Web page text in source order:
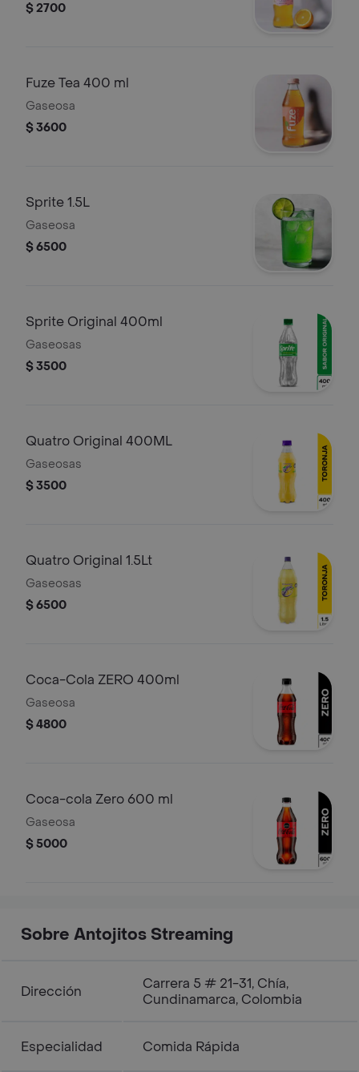
$ 2700
Fuze Tea 400 ml
Gaseosa
$ 3600
Sprite 1.5L
Gaseosa
$ 6500
Sprite Original 400ml
Gaseosas
$ 3500
Quatro Original 400ML
Gaseosas
$ 3500
Quatro Original 1.5Lt
Gaseosas
$ 6500
Coca-Cola ZERO 400ml
Gaseosa
$ 4800
Coca-cola Zero 600 ml
Gaseosa
$ 5000
Sobre Antojitos Streaming
Dirección
Carrera 5 # 21-31, Chía,
Cundinamarca, Colombia
Especialidad Comida Rápida